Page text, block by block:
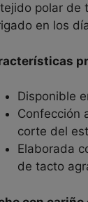
polar de
en los
Disponible
Confección
corte del
Elaborada
de tacto